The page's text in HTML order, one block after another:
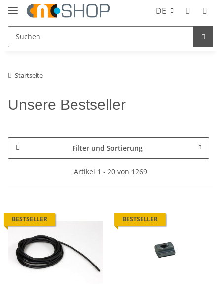
DE
Startseite
Unsere Bestseller
Filter und Sortierung
Artikel 1 - 20 von 1269
BESTSELLER BESTSELLER